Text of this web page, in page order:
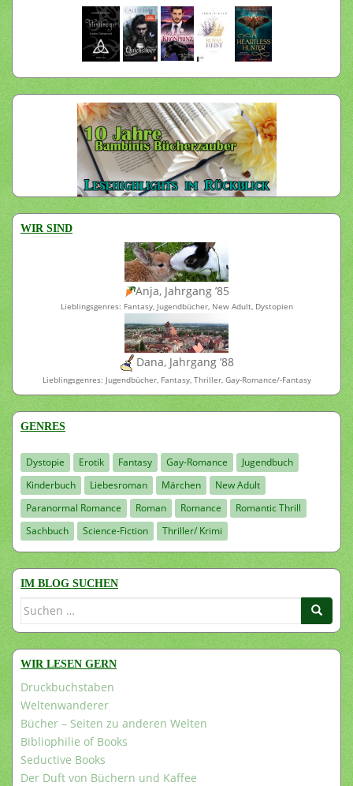
WIR SIND
Anja, Jahrgang ’85
Lieblingsgenres: Fantasy, Jugendbücher, New Adult, Dystopien
Dana, Jahrgang ’88
Lieblingsgenres: Jugendbücher, Fantasy, Thriller, Gay-Romance/-Fantasy
GENRES
Dystopie Erotik Fantasy Gay-Romance
Jugendbuch
Kinderbuch
Liebesroman Märchen
New Adult
Paranormal Romance
Roman Romance
Romantic Thrill
Sachbuch
Science-Fiction Thriller/ Krimi
IM BLOG SUCHEN
Suchen
WIR LESEN GERN
Druckbuchstaben
Weltenwanderer
Bücher – Seiten zu anderen Welten
Bibliophilie of Books
Seductive Books
Der Duft von Büchern und Kaffee